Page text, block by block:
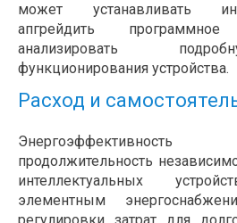
может устанавливать
апгрейдить
анализировать
функционирования устройства.
Расход и
продолжительность
интеллектуальных
элементным